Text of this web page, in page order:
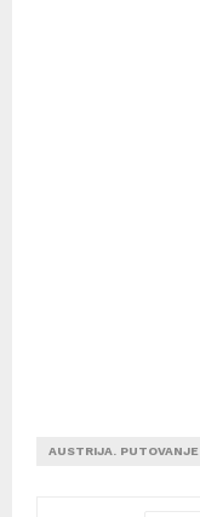
AUSTRIJA. PUTOVANJE